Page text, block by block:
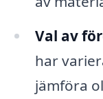
Val av
har
jämföra